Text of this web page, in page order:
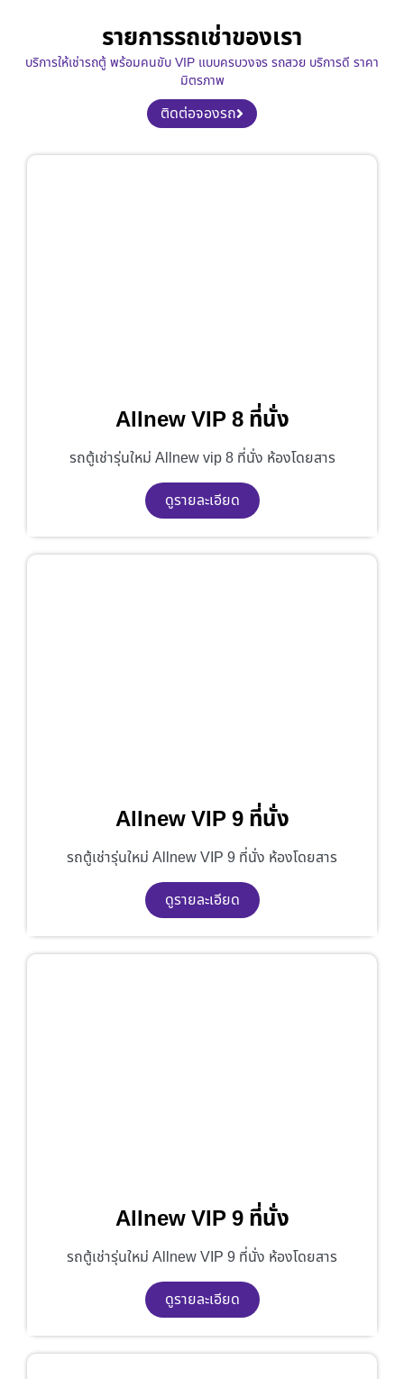
รายการรถเช่าของเรา
บริการให้เช่ารถตู้ พร้อมคนขับ VIP แบบครบวงจร รถสวย บริการดี ราคา
มิตรภาพ
ติดต่อจองรถ
Allnew VIP 8 ที่นั่ง
รถตู้เช่ารุ่นใหม่ Allnew vip 8 ที่นั่ง ห้องโดยสาร
ดูรายละเอียด
Allnew VIP 9 ที่นั่ง
รถตู้เช่ารุ่นใหม่ Allnew VIP 9 ที่นั่ง ห้องโดยสาร
ดูรายละเอียด
Allnew VIP 9 ที่นั่ง
รถตู้เช่ารุ่นใหม่ Allnew VIP 9 ที่นั่ง ห้องโดยสาร
ดูรายละเอียด